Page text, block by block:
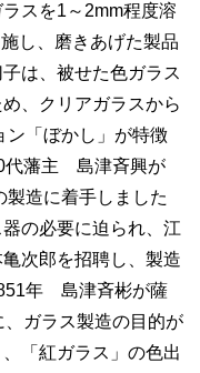
スを1～2mm程度溶
し、磨きあげた製品
は、被せた色ガラス
、クリアガラスから
ン「ぼかし」が特徴
代藩主 島津斉興が
造に着手しました
の必要に迫られ、江
次郎を招聘し、製造
年 島津斉彬が薩
ガラス製造の目的が
「紅ガラス」の色出